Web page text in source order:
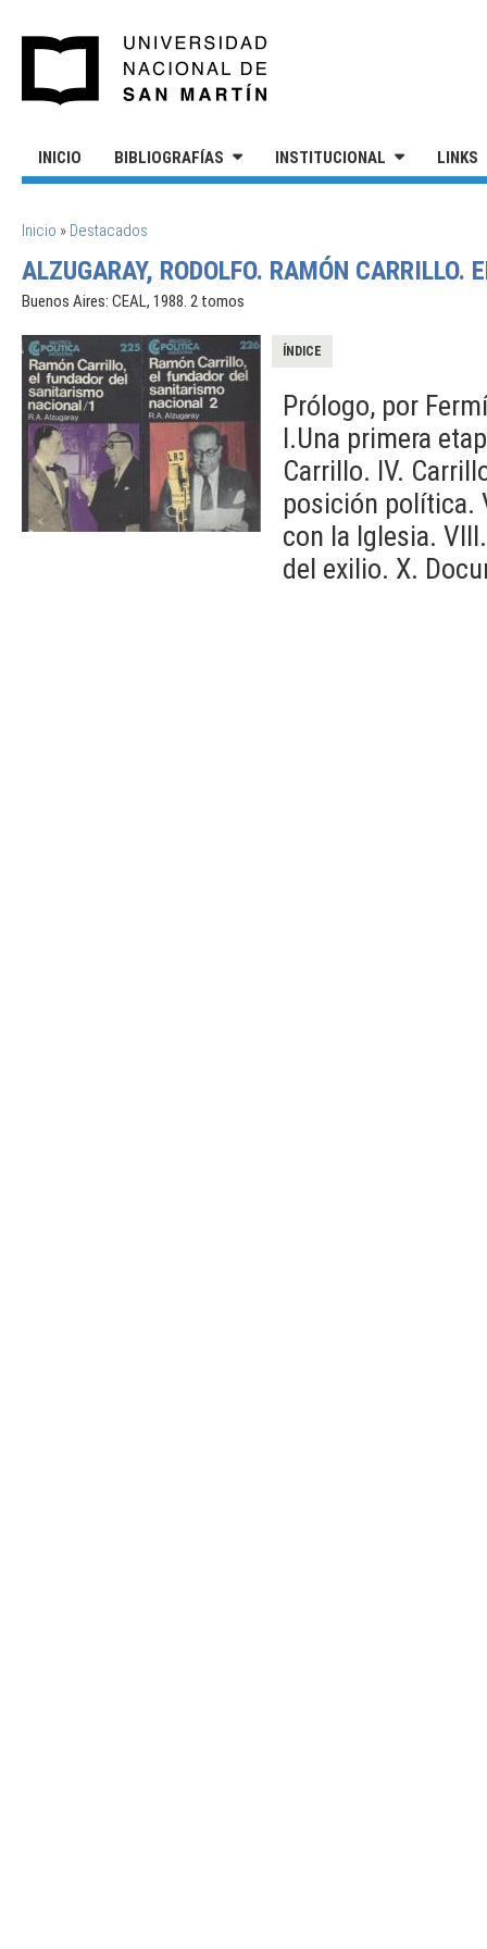
INICIO BIBLIOGRAFÍAS INSTITUCIONAL LINKS
SE ENCUENTRA USTED AQUÍ
Inicio » Destacados
ALZUGARAY, RODOLFO. RAMÓN
Buenos Aires: CEAL, 1988. 2 tomos
ÍNDICE
Prólogo, por
I.Una primera
Carrillo. IV.
posición política.
con la Iglesia.
del exilio. X.